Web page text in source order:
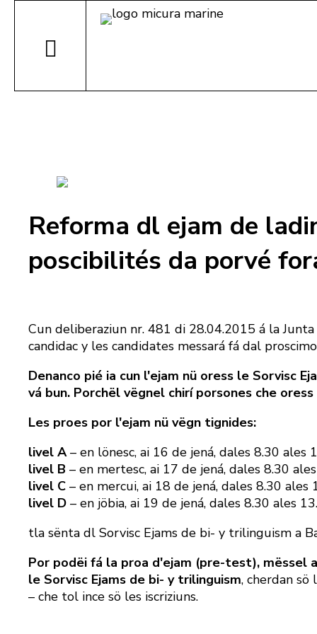
Reforma dl ejam de
poscibilités da porvé
Cun deliberaziun nr. 481 di 28.04.2015 á la
candidac y les candidates messará fá dal
Denanco pié ia cun l'ejam nü oress le Sorvisc
vá bun. Porchël vëgnel chirí porsones che
Les proes por l'ejam nü vëgn tignides:
livel A– en lönesc, ai 16 de jená, dales 8.30 ales
livel B – en mertesc, ai 17 de jená, dales 8.30
livel C – en mercui, ai 18 de jená, dales 8.30 ales
livel D – en jöbia, ai 19 de jená, dales 8.30 ales
tla sënta dl Sorvisc Ejams de bi- y trilinguism a
Por podëi fá la proa d'ejam (pre-test), mëssel
le Sorvisc Ejams de bi- y trilinguism, cherdan sö
– che tol ince sö les iscriziuns.